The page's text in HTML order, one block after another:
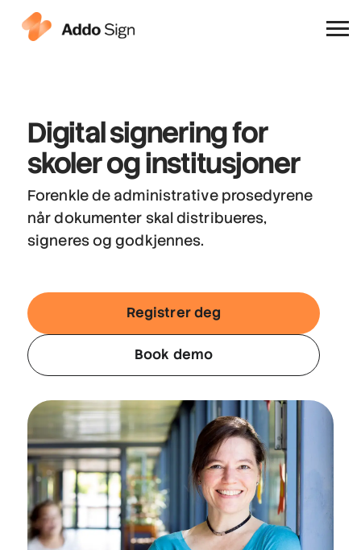
Hvorfor Addo Sign
Digital signeringfor
skoler og institusjoner
Forenkle de administrative prosedyrene
når dokumenter skal distribueres,
signeres og godkjennes.
Registrer deg
Book demo